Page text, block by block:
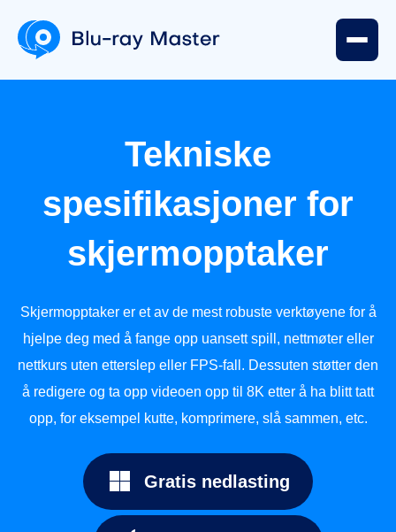
Tekniske
spesifikasjoner for
skjermopptaker
Skjermopptaker er et av de mest robuste verktøyene for å
hjelpe deg med å fange opp uansett spill, nettmøter eller
nettkurs uten etterslep eller FPS-fall. Dessuten støtter den
å redigere og ta opp videoen opp til 8K etter å ha blitt tatt
opp, for eksempel kutte, komprimere, slå sammen, etc.
Gratis nedlasting